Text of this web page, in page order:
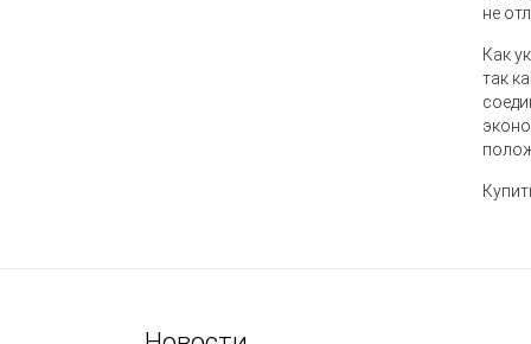
не
Как
так